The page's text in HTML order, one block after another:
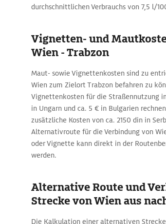
durchschnittlichen Verbrauchs von 7,5 l/
Vignetten- und
Wien - Trabzon
Maut- sowie Vignettenkosten sind zu
Wien zum Zielort Trabzon befahren zu
Vignettenkosten für die Straßennutzung
in Ungarn und ca. 5 € in Bulgarien
zusätzliche Kosten von ca. 2150 din in
Alternativroute für die Verbindung von
oder Vignette kann direkt in der
werden.
Alternative Route und
Strecke von Wien aus
Die Kalkulation einer alternativen